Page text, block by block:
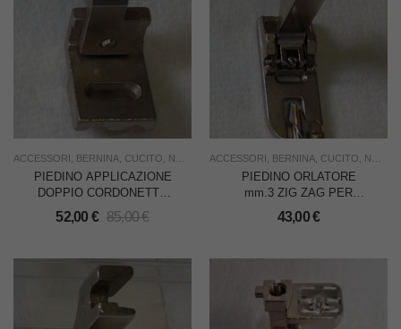
ACCESSORI BERNINA CUCITO NUOVO SOTTOCOSTO,USO FAMIGLIA, USO
PIEDINO APPLICAZIONE
DOPPIO CORDONETTO
mm. 6 PER BERNINA 217
52,00 € 85,00€
ACCESSORI BERNINA CUCITO NUOVO
PIEDINO ORLATORE
mm.3 ZIG ZAG PER
BERNINA 217
43,00€